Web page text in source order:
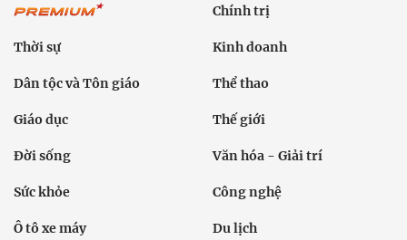
Chính trị
Thời sự Kinh doanh
Dân tộc và Tôn giáo Thể thao
Giáo dục Thế giới
Đời sống Văn hóa - Giải trí
Sức khỏe Công nghệ
Ô tô xe máy Du lịch